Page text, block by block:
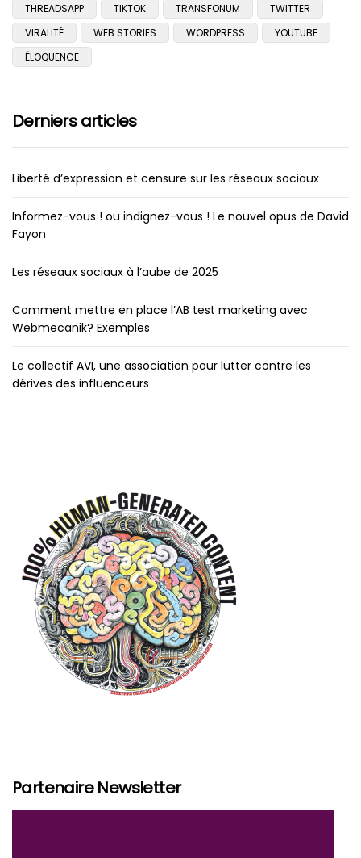
THREADSAPP TIKTOK TRANSFONUM
TWITTER
VIRALITÉ
WEB STORIES WORDPRESS
YOUTUBE
ÉLOQUENCE
Derniers articles
Liberté d’expression et censure sur les réseaux sociaux
Informez-vous ! ou indignez-vous ! Le nouvel opus de David
Fayon
Les réseaux sociaux à l’aube de 2025
Comment mettre en place l’AB test marketing avec
Webmecanik? Exemples
Le collectif AVI, une association pour lutter contre les
dérives des influenceurs
Partenaire Newsletter